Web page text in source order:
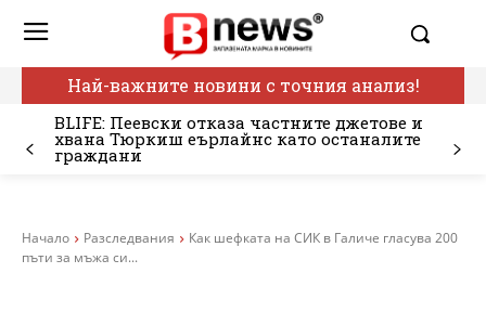
Най-важните новини с точния анализ!
BLIFE: Пеевски отказа частните джетове и
хвана Тюркиш еърлайнс като останалите
граждани
Начало Разследвания
Как шефката на СИК в Галиче гласува 200
пъти за мъжа си...